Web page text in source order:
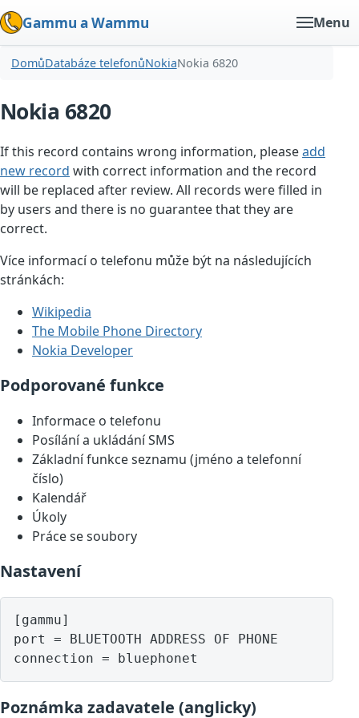
Gammu a Wammu Menu
DomůDatabáze telefonůNokiaNokia 6820
Nokia 6820
If this record contains wrong information, pleaseadd
new record with correct information and the record
will be replaced after review. All records were filled in
by users and there is no guarantee that they are
correct.
Více informací o telefonu může být na následujících
stránkách:
Wikipedia
The Mobile Phone Directory
Nokia Developer
Podporované funkce
Informace o telefonu
Posílání a ukládání SMS
Základní funkce seznamu (jméno a telefonní
číslo)
Kalendář
Úkoly
Práce se soubory
Nastavení
[gammu]
port = BLUETOOTH ADDRESS OF PHONE
Poznámka zadavatele (anglicky)